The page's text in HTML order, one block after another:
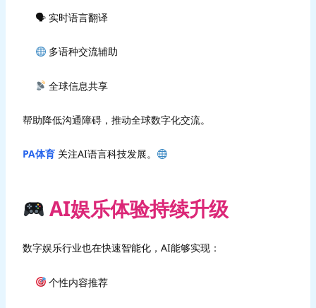
🗣 实时语言翻译
多语种交流辅助
全球信息共享
帮助降低沟通障碍，推动全球数字化交流。
PA体育关注AI语言科技发展。
AI娱乐体验持续升级
数字娱乐行业也在快速智能化，AI能够实现：
个性内容推荐